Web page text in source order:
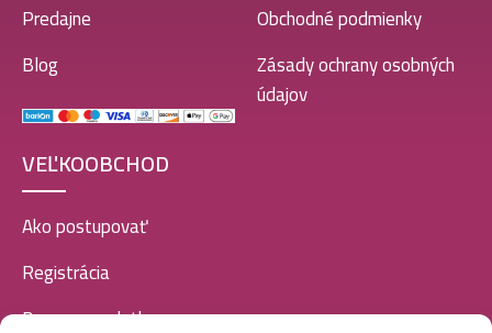
Jfenzi EDP men 100ml-Desso Legend – (Hugo Boss –
No.6 Bottled) – P505
11,99
Jfenzi EDP men 100ml-Juust! Homme Wanted –
11,99€8,90
Predajne
Blog
Obchodné podmienky
Zásady ochrany osobných
údajov
VEĽKOOBCHOD
Ako postupovať
Registrácia
Doprava a platba